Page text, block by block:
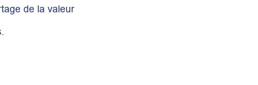
de la valeur